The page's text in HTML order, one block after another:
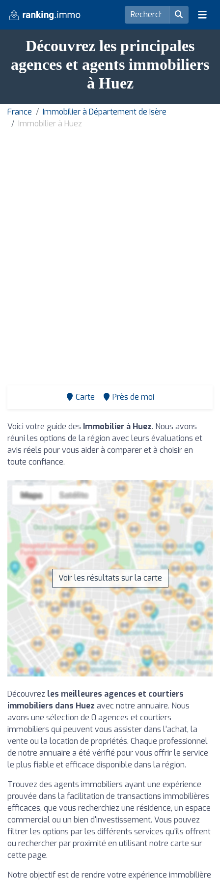
Découvrez les principales
agences et agents immobiliers
à Huez
France
Immobilier à Département de Isère
Immobilier à Huez
Carte Près de moi
Voici votre guide des Immobilier à Huez. Nous avons
réuni les options de la région avec leurs évaluations et
avis réels pour vous aider à comparer et à choisir en
toute confiance.
Voir les résultats sur la carte
Découvrez les meilleures agences et courtiers
immobiliers dans Huez avec notre annuaire. Nous
avons une sélection de 0 agences et courtiers
immobiliers qui peuvent vous assister dans l'achat, la
vente ou la location de propriétés. Chaque professionnel
de notre annuaire a été vérifié pour vous offrir le service
le plus fiable et efficace disponible dans la région.
Trouvez des agents immobiliers ayant une expérience
prouvée dans la facilitation de transactions immobilières
efficaces, que vous recherchiez une résidence, un espace
commercial ou un bien d'investissement. Vous pouvez
filtrer les options par les différents services qu'ils offrent
ou rechercher par proximité en utilisant notre carte sur
cette page.
Notre objectif est de rendre votre expérience immobilière